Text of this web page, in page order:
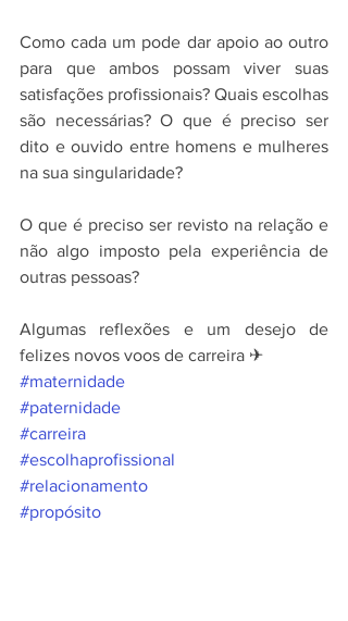
Como cada um pode dar apoio ao outro
para que ambos possam viver suas
satisfações profissionais? Quais escolhas
são necessárias? O que é preciso ser
dito e ouvido entre homens e mulheres
na sua singularidade?
O que é preciso ser revisto na relação e
não algo imposto pela experiência de
outras pessoas?
Algumas reflexões e um desejo de
felizes novos voos de carreira ✈
#maternidade
#paternidade
#carreira
#escolhaprofissional
#relacionamento
#propósito